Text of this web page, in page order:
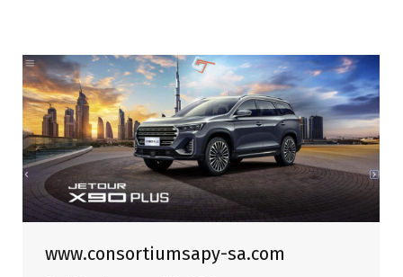
www.consortiumsapy-sa.com